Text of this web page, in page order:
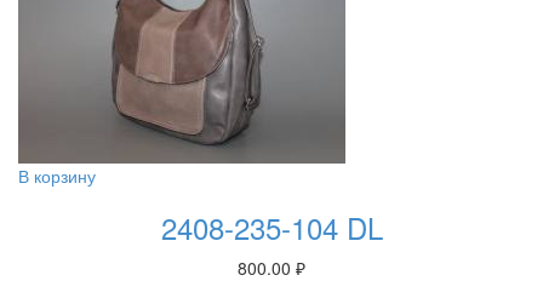
В корзину
2408-235-104 DL
800.00 ₽